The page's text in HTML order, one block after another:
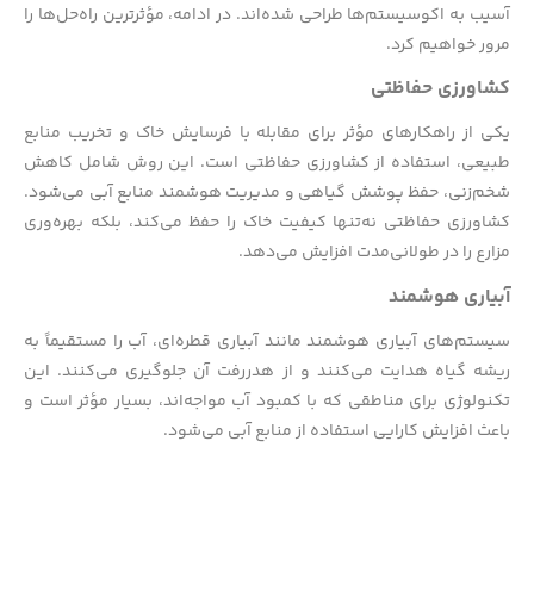
آسیب به اکوسیستم‌ها طراحی شده‌اند. در ادامه، مؤثرترین راه‌حل‌ها را
مرور خواهیم کرد.
کشاورزی حفاظتی
یکی از راهکارهای مؤثر برای مقابله با فرسایش خاک و تخریب منابع
طبیعی، استفاده از کشاورزی حفاظتی است. این روش شامل کاهش
شخم‌زنی، حفظ پوشش گیاهی و مدیریت هوشمند منابع آبی می‌شود.
کشاورزی حفاظتی نه‌تنها کیفیت خاک را حفظ می‌کند، بلکه بهره‌وری
مزارع را در طولانی‌مدت افزایش می‌دهد.
آبیاری هوشمند
سیستم‌های آبیاری هوشمند مانند آبیاری قطره‌ای، آب را مستقیماً به
ریشه گیاه هدایت می‌کنند و از هدررفت آن جلوگیری می‌کنند. این
تکنولوژی برای مناطقی که با کمبود آب مواجه‌اند، بسیار مؤثر است و
باعث افزایش کارایی استفاده از منابع آبی می‌شود.